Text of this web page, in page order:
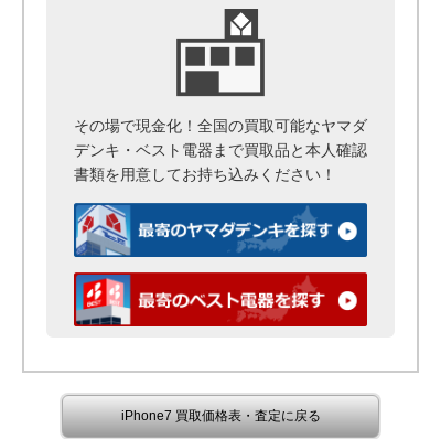
その場で現金化！全国の買取可能なヤマダ
デンキ・ベスト電器まで買取品と本人確認
書類を用意してお持ち込みください！
iPhone7 買取価格表・査定に戻る